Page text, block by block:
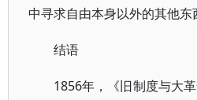
中寻求自由本身以外的其他东
结语
1856年，《旧制度与大